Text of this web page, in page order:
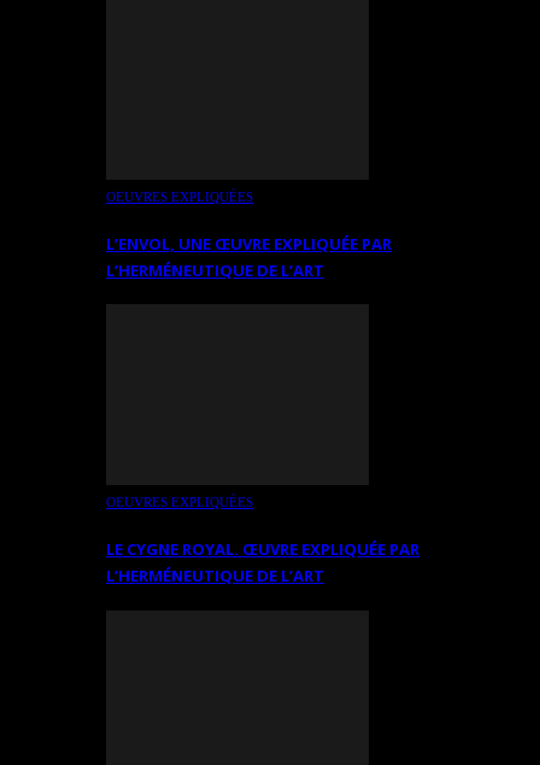
OEUVRES EXPLIQUÉES
L’ENVOL, UNE ŒUVRE EXPLIQUÉE PAR
L’HERMÉNEUTIQUE DE L’ART
OEUVRES EXPLIQUÉES
LE CYGNE ROYAL. ŒUVRE EXPLIQUÉE PAR
L’HERMÉNEUTIQUE DE L’ART